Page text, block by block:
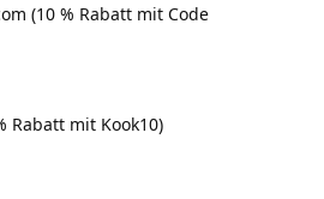
(10 % Rabatt mit Code
Rabatt mit Kook10)